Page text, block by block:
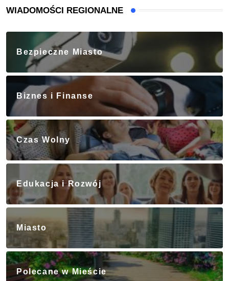
WIADOMOŚCI REGIONALNE
Bezpieczne Miasto
Biznes i Finanse
Czas Wolny
Edukacja i Rozwój
Miasto
Polecane w Mieście